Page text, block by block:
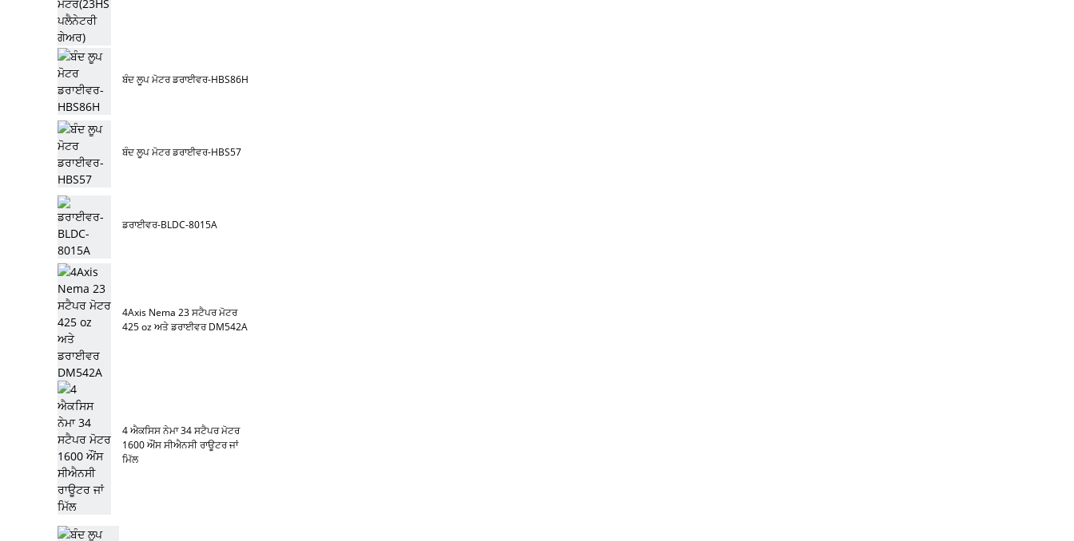
ਬੰਦ ਲੂਪ ਮੋਟਰ ਡਰਾਈਵਰ-HBS86H
ਬੰਦ ਲੂਪ ਮੋਟਰ ਡਰਾਈਵਰ-HBS57
ਡਰਾਈਵਰ-BLDC-8015A
4Axis Nema 23 ਸਟੈਪਰ ਮੋਟਰ
425 oz ਅਤੇ ਡਰਾਈਵਰ DM542A
4 ਐਕਸਿਸ ਨੇਮਾ 34 ਸਟੈਪਰ ਮੋਟਰ
1600 ਔਂਸ ਸੀਐਨਸੀ ਰਾਊਟਰ ਜਾਂ
ਮਿੱਲ